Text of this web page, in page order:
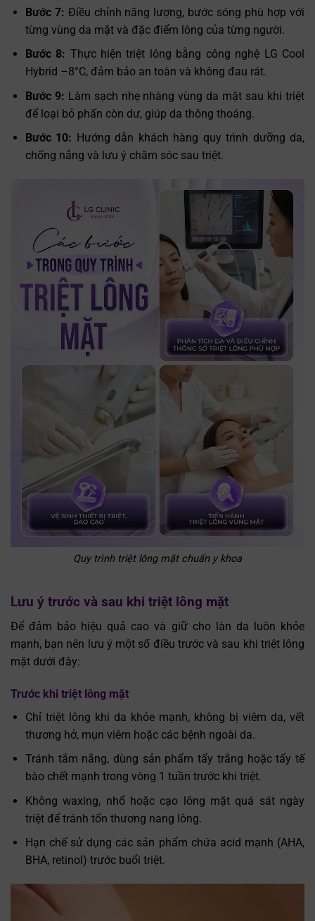
Bước 7: Điều chỉnh năng lượng, bước sóng phù hợp với
từng vùng da mặt và đặc điểm lông của từng người.
Bước 8: Thực hiện triệt lông bằng công nghệ LG Cool
Hybrid –8°C, đảm bảo an toàn và không đau rát.
Bước 9: Làm sạch nhẹ nhàng vùng da mặt sau khi triệt
để loại bỏ phấn còn dư, giúp da thông thoáng.
Bước 10: Hướng dẫn khách hàng quy trình dưỡng da,
chống nắng và lưu ý chăm sóc sau triệt.
Quy trình triệt lông mặt chuẩn y khoa
Lưu ý trước và sau khi triệt lông mặt
Để đảm bảo hiệu quả cao và giữ cho làn da luôn khỏe
mạnh, bạn nên lưu ý một số điều trước và sau khi triệt lông
mặt dưới đây:
Trước khi triệt lông mặt
Chỉ triệt lông khi da khỏe mạnh, không bị viêm da, vết
thương hở, mụn viêm hoặc các bệnh ngoài da.
Tránh tắm nắng, dùng sản phẩm tẩy trắng hoặc tẩy tế
bào chết mạnh trong vòng 1 tuần trước khi triệt.
Không waxing, nhổ hoặc cạo lông mặt quá sát ngày
triệt để tránh tổn thương nang lông.
Hạn chế sử dụng các sản phẩm chứa acid mạnh (AHA,
BHA, retinol) trước buổi triệt.